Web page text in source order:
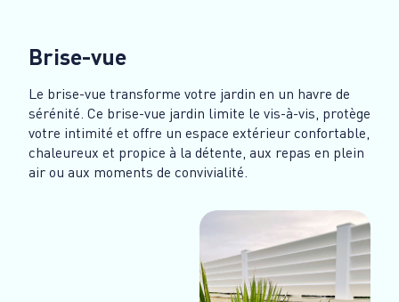
Brise-vue
Le brise-vue transforme votre jardin en un havre de
sérénité. Ce brise-vue jardin limite le vis-à-vis, protège
votre intimité et offre un espace extérieur confortable,
chaleureux et propice à la détente, aux repas en plein
air ou aux moments de convivialité.